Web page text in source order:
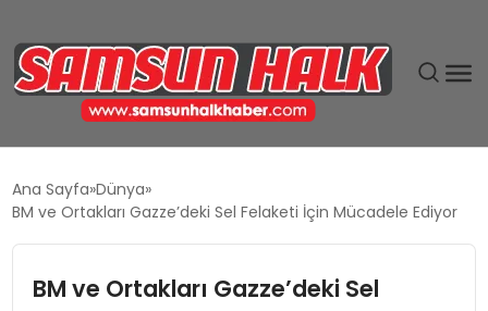
EKONOMI
Ana Sayfa Dünya
BM ve Ortakları Gazze’deki Sel Felaketi İçin Mücadele Ediyor
BM ve Ortakları Gazze’deki Sel